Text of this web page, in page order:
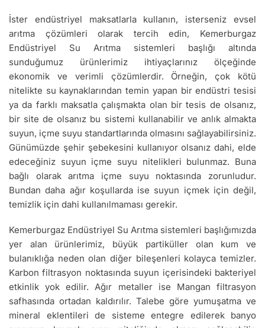
İster endüstriyel maksatlarla kullanın, isterseniz evsel
arıtma çözümleri olarak tercih edin, Kemerburgaz
Endüstriyel Su Arıtma sistemleri başlığı altında
sunduğumuz ürünlerimiz ihtiyaçlarınız ölçeğinde
ekonomik ve verimli çözümlerdir. Örneğin, çok kötü
nitelikte su kaynaklarından temin yapan bir endüstri tesisi
ya da farklı maksatla çalışmakta olan bir tesis de olsanız,
bir site de olsanız bu sistemi kullanabilir ve anlık almakta
suyun, içme suyu standartlarında olmasını sağlayabilirsiniz.
Günümüzde şehir şebekesini kullanıyor olsanız dahi, elde
edeceğiniz suyun içme suyu nitelikleri bulunmaz. Buna
bağlı olarak arıtma içme suyu noktasında zorunludur.
Bundan daha ağır koşullarda ise suyun içmek için değil,
temizlik için dahi kullanılmaması gerekir.
Kemerburgaz Endüstriyel Su Arıtma sistemleri başlığımızda
yer alan ürünlerimiz, büyük partiküller olan kum ve
bulanıklığa neden olan diğer bileşenleri kolayca temizler.
Karbon filtrasyon noktasında suyun içerisindeki bakteriyel
etkinlik yok edilir. Ağır metaller ise Mangan filtrasyon
safhasında ortadan kaldırılır. Talebe göre yumuşatma ve
mineral eklentileri de sisteme entegre edilerek banyo